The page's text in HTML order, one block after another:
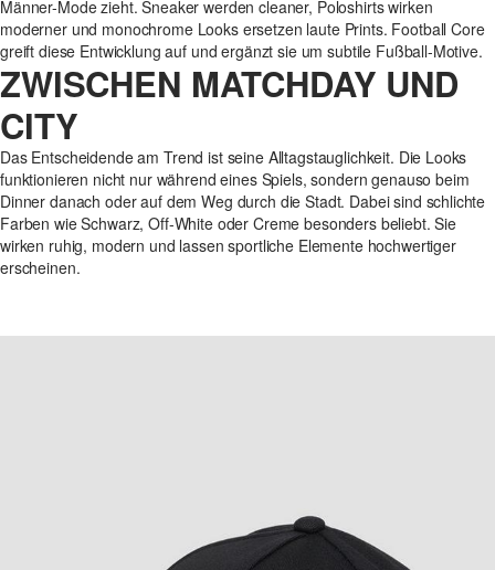
Männer-Mode zieht. Sneaker werden cleaner, Poloshirts wirken
moderner und monochrome Looks ersetzen laute Prints. Football Core
greift diese Entwicklung auf und ergänzt sie um subtile Fußball-Motive.
ZWISCHEN MATCHDAY UND
CITY
Das Entscheidende am Trend ist seine Alltagstauglichkeit. Die Looks
funktionieren nicht nur während eines Spiels, sondern genauso beim
Dinner danach oder auf dem Weg durch die Stadt. Dabei sind schlichte
Farben wie Schwarz, Off-White oder Creme besonders beliebt. Sie
wirken ruhig, modern und lassen sportliche Elemente hochwertiger
erscheinen.